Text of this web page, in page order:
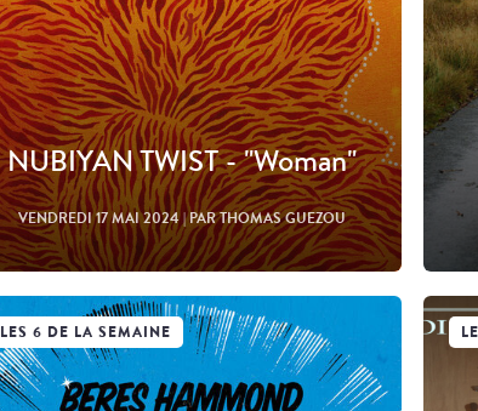
NUBIYAN TWIST - "Woman"
VENDREDI 17 MAI 2024| PAR THOMAS GUEZOU
LES 6 DE LA SEMAINE